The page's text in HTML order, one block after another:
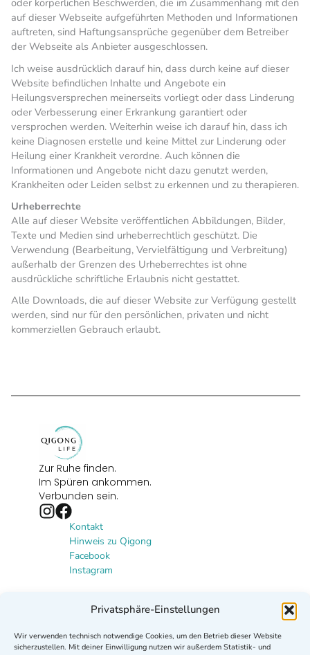
Privatsphäre-Einstellungen
Wir verwenden technisch notwendige Cookies, um den Betrieb dieser Website
sicherzustellen. Mit deiner Einwilligung nutzen wir außerdem Statistik- und
oder körperlichen Beschwerden, die im Zusammenhang mit den
auf dieser Webseite aufgeführten Methoden und Informationen
auftreten, sind Haftungsansprüche gegenüber dem Betreiber
der Webseite als Anbieter ausgeschlossen.
Ich weise ausdrücklich darauf hin, dass durch keine auf dieser
Website befindlichen Inhalte und Angebote ein
Heilungsversprechen meinerseits vorliegt oder dass Linderung
oder Verbesserung einer Erkrankung garantiert oder
versprochen werden. Weiterhin weise ich darauf hin, dass ich
keine Diagnosen erstelle und keine Mittel zur Linderung oder
Heilung einer Krankheit verordne. Auch können die
Informationen und Angebote nicht dazu genutzt werden,
Krankheiten oder Leiden selbst zu erkennen und zu therapieren.
Urheberrechte
Alle auf dieser Website veröffentlichen Abbildungen, Bilder,
Texte und Medien sind urheberrechtlich geschützt. Die
Verwendung (Bearbeitung, Vervielfältigung und Verbreitung)
außerhalb der Grenzen des Urheberrechtes ist ohne
ausdrückliche schriftliche Erlaubnis nicht gestattet.
Alle Downloads, die auf dieser Website zur Verfügung gestellt
werden, sind nur für den persönlichen, privaten und nicht
kommerziellen Gebrauch erlaubt.
Zur Ruhe finden.
Im Spüren ankommen.
Verbunden sein.
Kontakt
Hinweis zu Qigong
Facebook
Instagram
Newsletter
Lust auf mehr Qigong? Abonniere
meinen Newsletter und erhalte